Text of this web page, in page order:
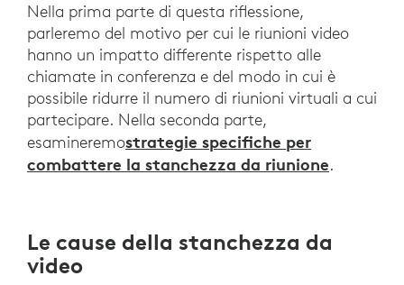
Nella prima parte di questa riflessione,
parleremo del motivo per cui le riunioni video
hanno un impatto differente rispetto alle
chiamate in conferenza e del modo in cui è
possibile ridurre il numero di riunioni virtuali a cui
partecipare. Nella seconda parte,
esamineremostrategie specifiche per
combattere la stanchezza da riunione.
Le cause della stanchezza da
video